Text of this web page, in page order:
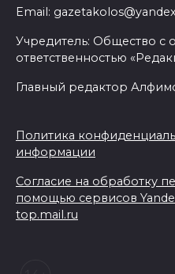
Email:
Учредитель: Общество с
ответственностью
Главный редактор
Политика
информации
Согласие на обработку
помощью сервисов
top.mail.ru